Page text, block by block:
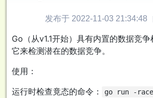
发布于 2022-11-03 21:34:48
Go（从v1.1开始）具有内置的数据竞
它来检测潜在的数据竞争。
使用：
运行时检查竟态的命令：
go run -